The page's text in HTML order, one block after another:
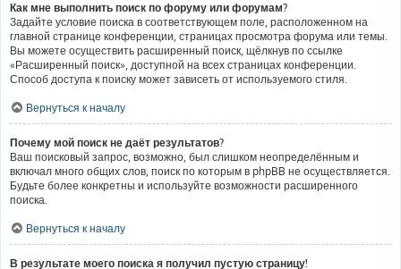
Как мне выполнить поиск по форуму или форумам?
Задайте условие поиска в соответствующем поле, расположенном на
главной странице конференции, страницах просмотра форума или темы.
Вы можете осуществить расширенный поиск, щёлкнув по ссылке
«Расширенный поиск», доступной на всех страницах конференции.
Способ доступа к поиску может зависеть от используемого стиля.
Вернуться к началу
Почему мой поиск не даёт результатов?
Ваш поисковый запрос, возможно, был слишком неопределённым и
включал много общих слов, поиск по которым в phpBB не осуществляется.
Будьте более конкретны и используйте возможности расширенного
поиска.
Вернуться к началу
В результате моего поиска я получил пустую страницу!